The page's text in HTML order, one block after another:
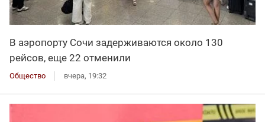
В аэропорту Сочи задерживаются около 130
рейсов, еще 22 отменили
Общество вчера, 19:32